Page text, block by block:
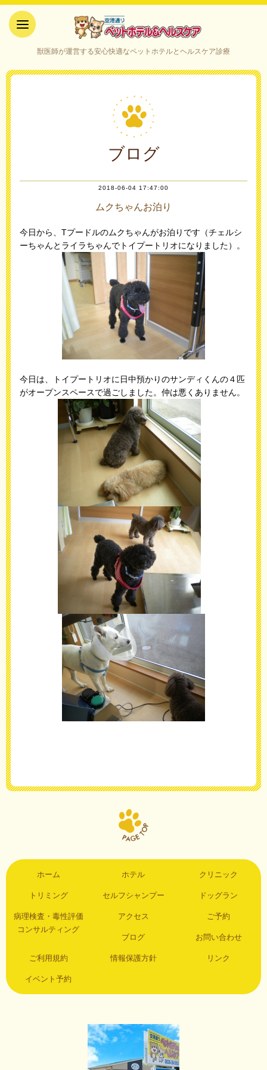
ケア｜山口県宇部市
獣医師が運営する安心快適なペットホテルとヘルスケア診療
ブログ
2018-06-04 17:47:00
ムクちゃんお泊り
今日から、Tプードルのムクちゃんがお泊りです（チェルシ
ーちゃんとライラちゃんでトイプートリオになりました）。
今日は、トイプートリオに日中預かりのサンディくんの４匹
がオープンスペースで過ごしました。仲は悪くありません。
ホーム ホテル クリニック
トリミング セルフシャンプー ドッグラン
病理検査・毒性評価
コンサルティング
アクセス ご予約
ブログ お問い合わせ
ご利用規約 情報保護方針 リンク
イベント予約